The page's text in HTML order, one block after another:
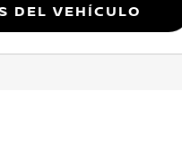
del vehículo